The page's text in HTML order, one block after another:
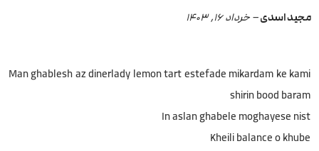
مجید اسدی– خرداد 16, 1403
Man ghablesh az dinerlady lemon tart estefade mikardam ke kami
shirin bood baram
In aslan ghabele moghayese nist
Kheili balance o khube